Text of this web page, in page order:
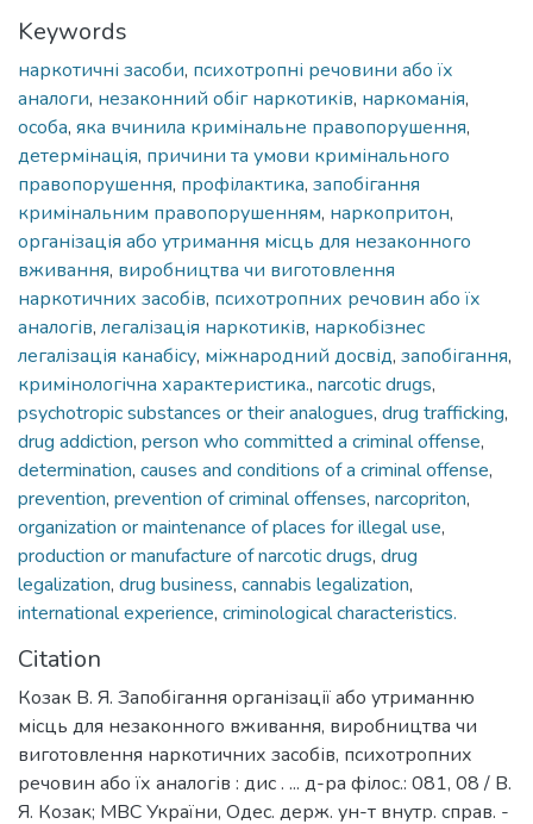
Keywords
наркотичні засоби, психотропні речовини або їх
аналоги, незаконний обіг наркотиків, наркоманія,
особа, яка вчинила кримінальне правопорушення,
детермінація, причини та умови кримінального
правопорушення, профілактика, запобігання
кримінальним правопорушенням, наркопритон,
організація або утримання місць для незаконного
вживання, виробництва чи виготовлення
наркотичних засобів, психотропних речовин або їх
аналогів, легалізація наркотиків, наркобізнес
легалізація канабісу, міжнародний досвід, запобігання,
кримінологічна характеристика., narcotic drugs,
psychotropic substances or their analogues, drug trafficking,
drug addiction, person who committed a criminal offense,
determination, causes and conditions of a criminal offense,
prevention, prevention of criminal offenses, narcopriton,
organization or maintenance of places for illegal use,
production or manufacture of narcotic drugs, drug
legalization, drug business, cannabis legalization,
international experience, criminological characteristics.
Citation
Козак В. Я. Запобігання організації або утриманню
місць для незаконного вживання, виробництва чи
виготовлення наркотичних засобів, психотропних
речовин або їх аналогів : дис . ... д-ра філос.: 081, 08 / В.
Я. Козак; МВС України, Одес. держ. ун-т внутр. справ. -